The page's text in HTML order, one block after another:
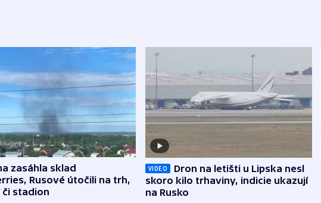
zasáhla sklad
Rusové útočili na trh,
či stadion
VIDEO
Dron na letišti u Lipska nesl
skoro kilo trhaviny, indicie ukazují
na Rusko